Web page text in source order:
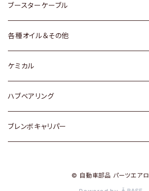
レクサス
スバル
マツダ
三菱
スバル
スバル
ダイハツ
マツダ
ダイハツ
マツダ
スバル
トヨタ
ホンダ
スズキ
日産
ダイハツ
ブースターケーブル
各種オイル＆その他
ディーデル洗浄添加剤
ケミカル
ハブベアリング
トヨタ
ブレンボキャリパー
© 自動車部品 パーツエアロ